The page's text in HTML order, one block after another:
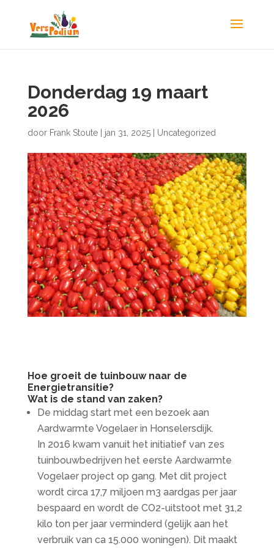
Donderdag 19 maart
2026
door Frank Stoute| jan 31, 2025| Uncategorized
Hoe groeit de tuinbouw naar de
Energietransitie?
Wat is de stand van zaken?
De middag start met een bezoek aan
Aardwarmte Vogelaer in Honselersdijk.
In 2016 kwam vanuit het initiatief van zes
tuinbouwbedrijven het eerste Aardwarmte
Vogelaer project op gang. Met dit project
wordt circa 17,7 miljoen m3 aardgas per jaar
bespaard en wordt de CO2-uitstoot met 31,2
kilo ton per jaar verminderd (gelijk aan het
verbruik van ca 15.000 woningen). Dit maakt